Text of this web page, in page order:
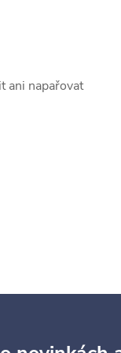
ani napařovat